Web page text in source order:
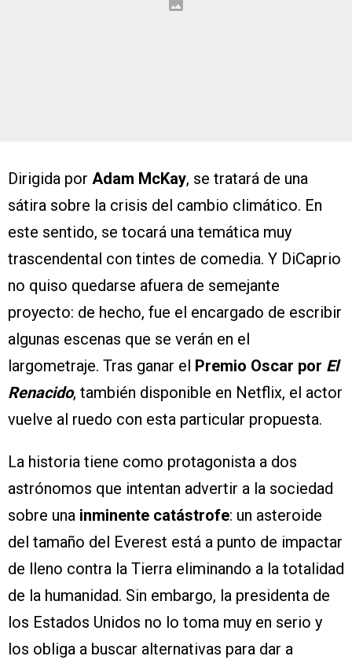
Dirigida por Adam McKay, se tratará de una
sátira sobre la crisis del cambio climático. En
este sentido, se tocará una temática muy
trascendental con tintes de comedia. Y DiCaprio
no quiso quedarse afuera de semejante
proyecto: de hecho, fue el encargado de escribir
algunas escenas que se verán en el
largometraje. Tras ganar el Premio Oscar por El
Renacido, también disponible en Netflix, el actor
vuelve al ruedo con esta particular propuesta.
La historia tiene como protagonista a dos
astrónomos que intentan advertir a la sociedad
sobre una inminente catástrofe: un asteroide
del tamaño del Everest está a punto de impactar
de lleno contra la Tierra eliminando a la totalidad
de la humanidad. Sin embargo, la presidenta de
los Estados Unidos no lo toma muy en serio y
los obliga a buscar alternativas para dar a